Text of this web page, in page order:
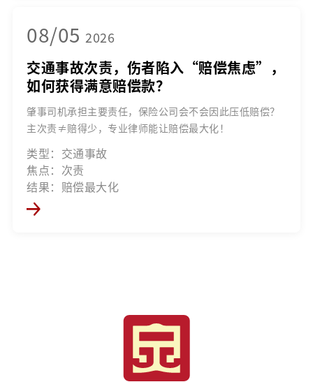
08/05 2026
交通事故次责，伤者陷入“赔偿焦虑”，
如何获得满意赔偿款？
肇事司机承担主要责任，保险公司会不会因此压低赔偿？
主次责≠赔得少，专业律师能让赔偿最大化！
类型：交通事故
焦点：次责
结果：赔偿最大化